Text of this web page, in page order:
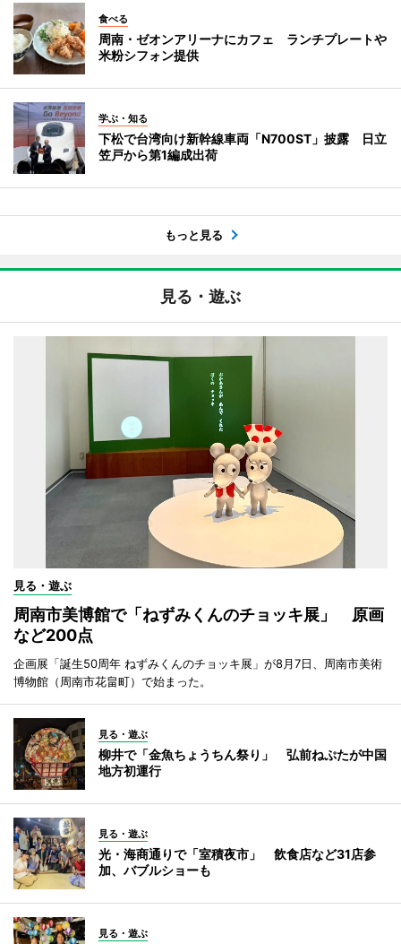
食べる
周南・ゼオンアリーナにカフェ ランチプレートや
米粉シフォン提供
学ぶ・知る
下松で台湾向け新幹線車両「N700ST」披露 日立
笠戸から第1編成出荷
もっと見る
見る・遊ぶ
見る・遊ぶ
周南市美博館で「ねずみくんのチョッキ展」 原画
など200点
企画展「誕生50周年 ねずみくんのチョッキ展」が8月7日、周南市美術
博物館（周南市花畠町）で始まった。
見る・遊ぶ
柳井で「金魚ちょうちん祭り」 弘前ねぷたが中国
地方初運行
見る・遊ぶ
光・海商通りで「室積夜市」 飲食店など31店参
加、バブルショーも
見る・遊ぶ